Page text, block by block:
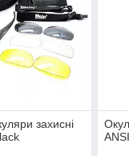
захисні